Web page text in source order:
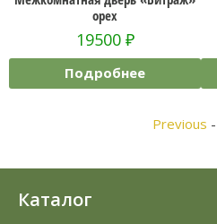
орех
19500 ₽
Подробнее
Previous -
Каталог